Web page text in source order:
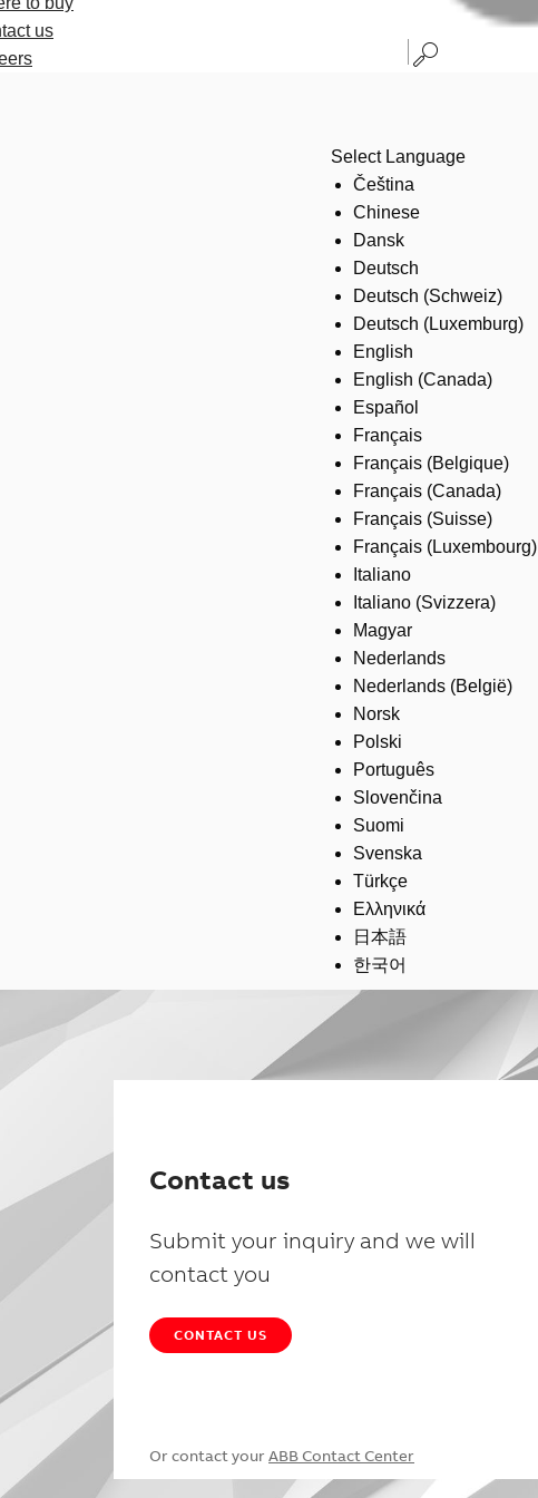
us
Select Language
Čeština
Chinese
Dansk
Deutsch
Deutsch (Schweiz)
Deutsch (Luxemburg)
English
English (Canada)
Español
Français
Français (Belgique)
Français (Canada)
Français (Suisse)
Français (Luxembourg)
Italiano
Italiano (Svizzera)
Magyar
Nederlands
Nederlands (België)
Norsk
Polski
Português
Slovenčina
Suomi
Svenska
Türkçe
Ελληνικά
日本語
한국어
Contact us
Submit your inquiry and we will
contact you
CONTACT US
Or contact your ABB Contact Center